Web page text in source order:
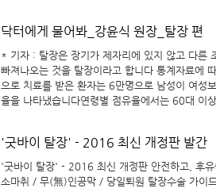
호하는 근육층인 복벽이 약해져 구멍이 생기는 병
뚫고 복벽 밖으로 밀려나오면 큰 통증을 일으킨다
인병'으로도 불리지만 최근엔 무리한 운동 탓에
원장은 연간 7000여명을 수술하는 세계적인 탈
스병원'을 경쟁상대로 지목했다. 수술법만은 숄다
신감도 내비쳤다. 그는 "전세계에서 가장 앞서가
강 원장은 "기쁨병원은 속보이는 진료는 하지 않
러면서 "병원을 백화점처럼 화려하게 꾸미고 환자
비자뉴스, 기쁨병원,'메디컬아시아' 특성화병원
크 연결4. 머니투데이, ‘메디컬아시아 2017, 제
료서비스 대상’ 행사 개최 ▷ 링크 연결5. 의계신
아 ‘탈장부문’ 대상 수상 ▷ 링크 연결6. 메디팜헬스
아 2017’ 특성화병원 탈장 부문 대상 받아 ▷ 링
존 탈장수술의 경우 후유증 동반 위험부담이 큰 전
해온 탓에 일부 병원에서는 초고령 환자나 심각한
장수술 집도 자체를 꺼리기도 했다.이 가운데 지
식 원장이 인공막을 사용하지 않는 ‘무(無)인공막
하면서, 최근에는 상대적으로 위험부담이 적은 국
으로,탈장 부위의 해부학적 구조를 완벽히 이해해
수 있다는 장점을 갖췄다.특히 국소마취의 경우 2
모든 연령층에서 안전하게 사용할 수 있어 지금까
닥터에게 물어봐_강윤식 원장_탈장 편
* 기자 : 탈장은 장기가 제자리에 있지 않고 다른
빠져나오는 것을 탈장이라고 합니다 통계자료에
으로 치료를 받은 환자는 6만명으로 남성이 여성
율을 나타냈습니다연령별 점유율에서는 60대 이
들면서 탈장이라는 병에 걸릴 확률이 높다고 하는
요? A. 강윤식 외과전문의(기쁨병원장) : 탈장은
가운데 빠져나오는 것들인대 그러다보니까 배 주
'굿바이 탈장' - 2016 최신 개정판 발간
'굿바이 탈장' - 2016 최신 개정판 안전하고, 후
소마취 / 무(無)인공막 / 당일퇴원 탈장수술 가이